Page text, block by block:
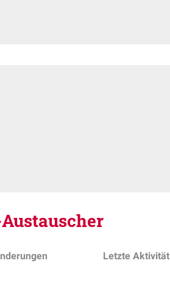
Letzte Aktivität